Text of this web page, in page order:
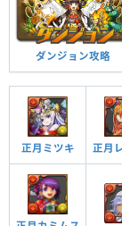
フロ
2ターンの間、最大
全回復。
覚醒スキル
フ
2ターンの間、盤面
インド、覚醒無効状
ダンジョン攻略
正月ミツキ 正月